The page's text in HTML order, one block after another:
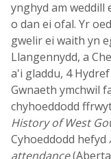
ynghyd am weddill
o dan ei ofal. Yr
gwelir ei waith yn
Llangennydd, a
a'i gladdu, 4
Gwnaeth ymchwil
chyhoeddodd
History of West
Cyhoeddodd hefyd
attendance